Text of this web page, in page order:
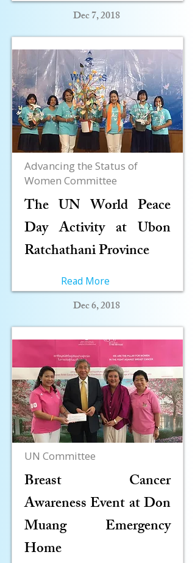
Dec 7, 2018
Advancing the Status of
Women Committee
The UN World Peace
Day Activity at Ubon
Ratchathani Province
Read More
Dec 6, 2018
UN Committee
Breast Cancer
Awareness Event at Don
Muang Emergency
Home